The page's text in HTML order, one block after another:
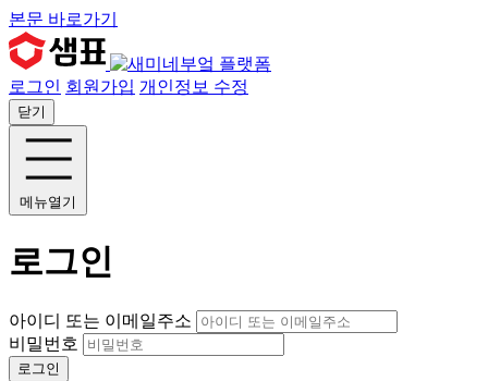
본문 바로가기
로그인 회원가입 개인정보 수정
닫기
메뉴열기
로그인
아이디 또는 이메일주소
비밀번호
로그인